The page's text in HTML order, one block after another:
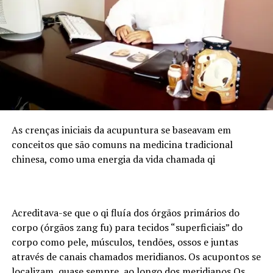
casual: o Paraná é um dos principais polos do
agronegócio nacional, com forte produção de grãos e
proteína animal, e concentra empresas, cooperativas e
instituições financeiras que demandam cada vez mais
profissionais com esse duplo repertório. O Sul
concentra atualmente 6.683 assessores de investimento
certificados pela ANCORD. É o segundo maior mercado
do país, representando 24,6% do total de profissionais.
Desde 2020, a região experimentou um crescimento de
145% na quantidade de assessores.
Pensando nesse mercado, foi lançada em julho de 2024
que conecta o mercado financeiro à realidade do campo.
Programação
A participação da ANCORD reforça a importância da
As crenças iniciais da acupuntura se baseavam em
conceitos que são comuns na medicina tradicional
chinesa, como uma energia da vida chamada qi
Acreditava-se que o qi fluía dos órgãos primários do
corpo (órgãos zang fu) para tecidos “superficiais” do
corpo como pele, músculos, tendões, ossos e juntas
através de canais chamados meridianos. Os acupontos se